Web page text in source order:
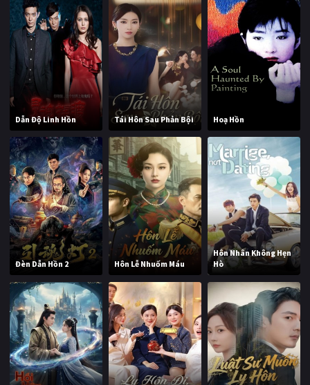
Dẫn Độ Linh Hồn Tái Hôn Sau Phản Bội Hoạ Hồn
Đèn Dẫn Hồn 2 Hôn Lễ Nhuốm Máu
Hôn Nhân Không Hẹn
Hò